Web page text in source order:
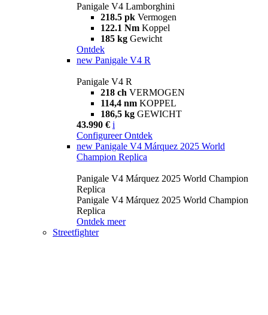
Panigale V4 Lamborghini
218.5 pk Vermogen
122.1 Nm Koppel
185 kg Gewicht
Ontdek
new Panigale V4 R
Panigale V4 R
218 ch VERMOGEN
114,4 nm KOPPEL
186,5 kg GEWICHT
43.990 € i
Configureer Ontdek
new Panigale V4 Márquez 2025 World
Champion Replica
Panigale V4 Márquez 2025 World Champion
Replica
Panigale V4 Márquez 2025 World Champion
Replica
Ontdek meer
Streetfighter